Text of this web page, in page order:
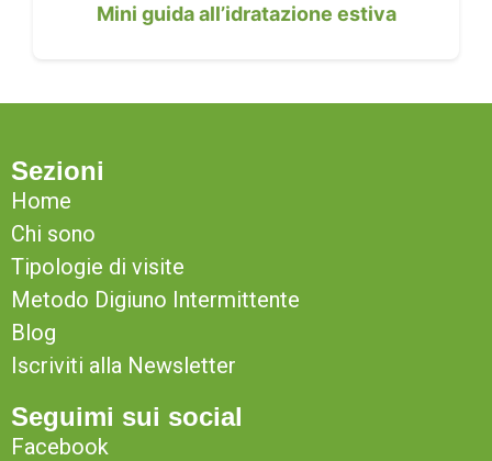
Mini guida all’idratazione estiva
Sezioni
Home
Chi sono
Tipologie di visite
Metodo Digiuno Intermittente
Blog
Iscriviti alla Newsletter
Seguimi sui social
Facebook